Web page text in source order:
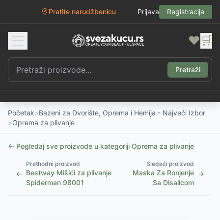
Pratite narudžbenicu Prijava Registracija
❤️ 🛒
Pretraži
Početak>Bazeni za Dvorište, Oprema i Hemija - Najveći Izbor
>Oprema za plivanje
← Pogledaj sve proizvode u kategoriji Oprema za plivanje
←
Prethodni proizvod
Bestway Mišići za plivanje
Spiderman 98001
Sledeći proizvod
Maska Za Ronjenje
Sa Disalicom
→